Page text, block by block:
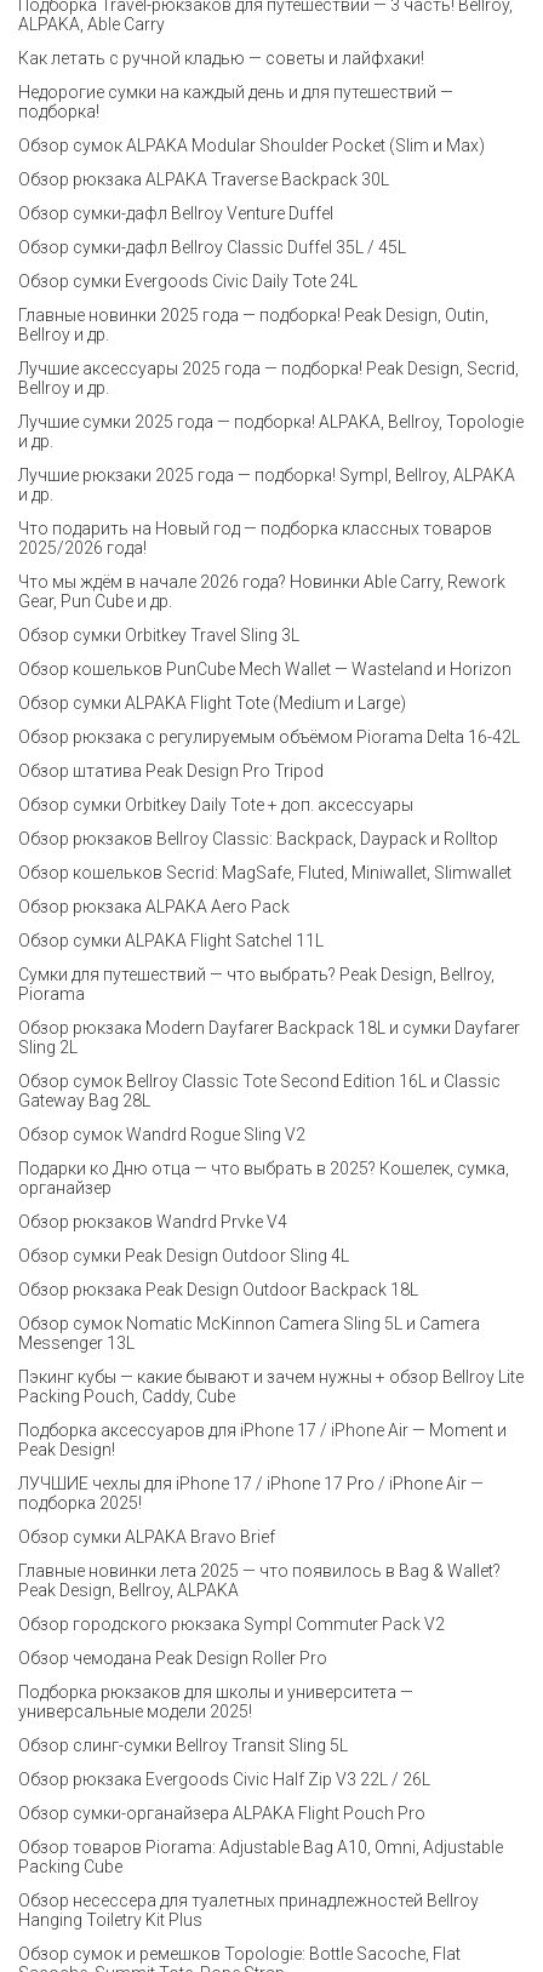
Подборка Travel-рюкзаков для путешествий — 3 часть! Bellroy,
ALPAKA, Able Carry
Как летать с ручной кладью — советы и лайфхаки!
Недорогие сумки на каждый день и для путешествий —
подборка!
Обзор сумок ALPAKA Modular Shoulder Pocket (Slim и Max)
Обзор рюкзака ALPAKA Traverse Backpack 30L
Обзор сумки-дафл Bellroy Venture Duffel
Обзор сумки-дафл Bellroy Classic Duffel 35L / 45L
Обзор сумки Evergoods Civic Daily Tote 24L
Главные новинки 2025 года — подборка! Peak Design, Outin,
Bellroy и др.
Лучшие аксессуары 2025 года — подборка! Peak Design, Secrid,
Bellroy и др.
Лучшие сумки 2025 года — подборка! ALPAKA, Bellroy, Topologie
и др.
Лучшие рюкзаки 2025 года — подборка! Sympl, Bellroy, ALPAKA
и др.
Что подарить на Новый год — подборка классных товаров
2025/2026 года!
Что мы ждём в начале 2026 года? Новинки Able Carry, Rework
Gear, Pun Cube и др.
Обзор сумки Orbitkey Travel Sling 3L
Обзор кошельков PunCube Mech Wallet — Wasteland и Horizon
Обзор сумки ALPAKA Flight Tote (Medium и Large)
Обзор рюкзака с регулируемым объёмом Piorama Delta 16-42L
Обзор штатива Peak Design Pro Tripod
Обзор сумки Orbitkey Daily Tote + доп. аксессуары
Обзор рюкзаков Bellroy Classic: Backpack, Daypack и Rolltop
Обзор кошельков Secrid: MagSafe, Fluted, Miniwallet, Slimwallet
Обзор рюкзака ALPAKA Aero Pack
Обзор сумки ALPAKA Flight Satchel 11L
Сумки для путешествий — что выбрать? Peak Design, Bellroy,
Piorama
Обзор рюкзака Modern Dayfarer Backpack 18L и сумки Dayfarer
Sling 2L
Обзор сумок Bellroy Classic Tote Second Edition 16L и Classic
Gateway Bag 28L
Обзор сумок Wandrd Rogue Sling V2
Подарки ко Дню отца — что выбрать в 2025? Кошелек, сумка,
органайзер
Обзор рюкзаков Wandrd Prvke V4
Обзор сумки Peak Design Outdoor Sling 4L
Обзор рюкзака Peak Design Outdoor Backpack 18L
Обзор сумок Nomatic McKinnon Camera Sling 5L и Camera
Messenger 13L
Пэкинг кубы — какие бывают и зачем нужны + обзор Bellroy Lite
Packing Pouch, Caddy, Cube
Подборка аксессуаров для iPhone 17 / iPhone Air — Moment и
Peak Design!
ЛУЧШИЕ чехлы для iPhone 17 / iPhone 17 Pro / iPhone Air —
подборка 2025!
Обзор сумки ALPAKA Bravo Brief
Главные новинки лета 2025 — что появилось в Bag & Wallet?
Peak Design, Bellroy, ALPAKA
Обзор городского рюкзака Sympl Commuter Pack V2
Обзор чемодана Peak Design Roller Pro
Подборка рюкзаков для школы и университета —
универсальные модели 2025!
Обзор слинг-сумки Bellroy Transit Sling 5L
Обзор рюкзака Evergoods Civic Half Zip V3 22L / 26L
Обзор сумки-органайзера ALPAKA Flight Pouch Pro
Обзор товаров Piorama: Adjustable Bag A10, Omni, Adjustable
Packing Cube
Обзор несессера для туалетных принадлежностей Bellroy
Hanging Toiletry Kit Plus
Обзор сумок и ремешков Topologie: Bottle Sacoche, Flat